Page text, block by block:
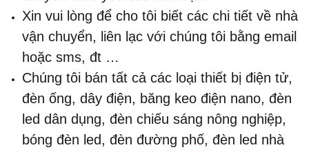
Xin vui lòng để cho tôi biết các chi tiết về nhà
vận chuyển, liên lạc với chúng tôi bằng email
hoặc sms, đt …
Chúng tôi bán tất cả các loại thiết bị điện tử,
đèn ống, dây điện, băng keo điện nano, đèn
led dân dụng, đèn chiếu sáng nông nghiệp,
bóng đèn led, đèn đường phố, đèn led nhà